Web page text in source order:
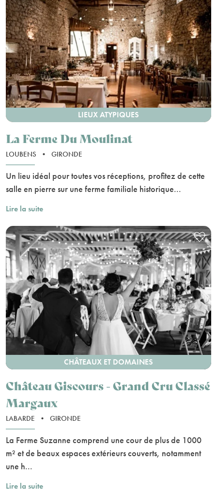
LIEUX ATYPIQUES
La Ferme Du Moulinat
LOUBENS • GIRONDE
Un lieu idéal pour toutes vos réceptions, profitez de cette
salle en pierre sur une ferme familiale historique...
Lire la suite
CHÂTEAUX ET DOMAINES
Château Giscours - Grand Cru Classé
Margaux
LABARDE • GIRONDE
La Ferme Suzanne comprend une cour de plus de 1000
m² et de beaux espaces extérieurs couverts, notamment
une h...
Lire la suite